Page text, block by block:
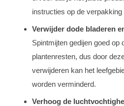
instructies op de verpakking
Verwijder dode bladeren
Spintmijten gedijen goed op
plantenresten, dus door
verwijderen kan het
worden verminderd.
Verhoog de